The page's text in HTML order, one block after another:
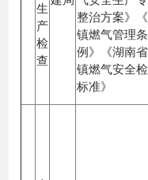
生
产
检
查
整治方案》
镇燃气管理条
例》《湖南
镇燃气安全
标准》